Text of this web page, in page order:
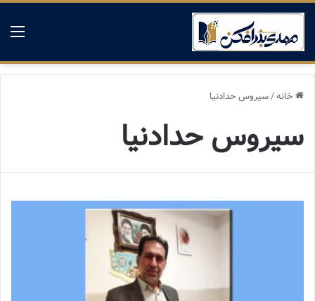
خانه/سیروس حدادنیا
سیروس حدادنیا